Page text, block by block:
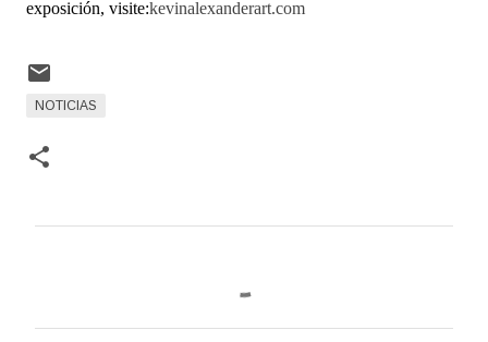
exposición, visite:kevinalexanderart.com
NOTICIAS